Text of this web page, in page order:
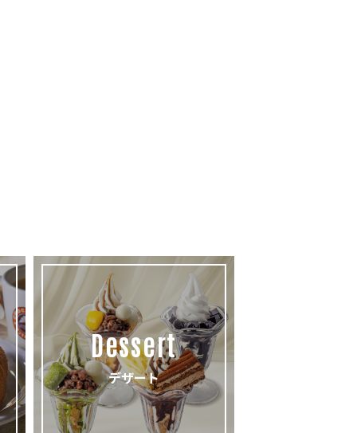
Dessert
デザート